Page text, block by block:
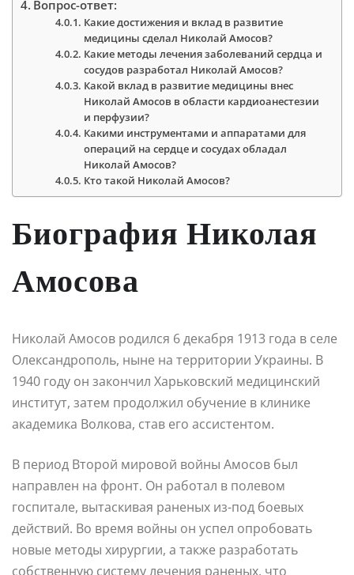
Вопрос-ответ:
Какие достижения и вклад в развитие
медицины сделал Николай Амосов?
Какие методы лечения заболеваний сердца и
сосудов разработал Николай Амосов?
Какой вклад в развитие медицины внес
Николай Амосов в области кардиоанестезии
и перфузии?
Какими инструментами и аппаратами для
операций на сердце и сосудах обладал
Николай Амосов?
Кто такой Николай Амосов?
Биография Николая
Амосова
Николай Амосов родился 6 декабря 1913 года в селе
Олександрополь, ныне на территории Украины. В
1940 году он закончил Харьковский медицинский
институт, затем продолжил обучение в клинике
академика Волкова, став его ассистентом.
В период Второй мировой войны Амосов был
направлен на фронт. Он работал в полевом
госпитале, вытаскивая раненых из-под боевых
действий. Во время войны он успел опробовать
новые методы хирургии, а также разработать
собственную систему лечения раненых, что